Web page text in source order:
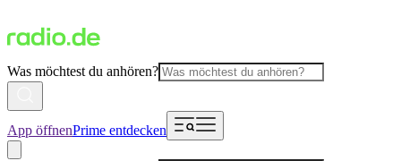
Was möchtest du anhören?
App öffnenPrime entdecken